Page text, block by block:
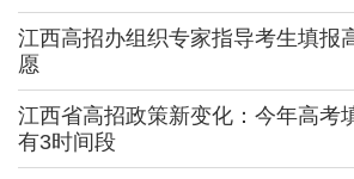
江西高招办组织专家指导考生填报
愿
江西省高招政策新变化：今年高考
有3时间段